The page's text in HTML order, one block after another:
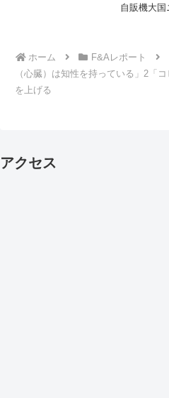
自販機大国
ホーム F&Aレポート
（心臓）は知性を持っている」2「
を上げる
アクセス